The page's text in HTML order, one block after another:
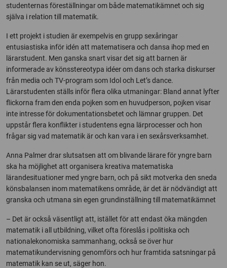
studenternas föreställningar om både matematikämnet och sig
själva i relation till matematik.
I ett projekt i studien är exempelvis en grupp sexåringar
entusiastiska inför idén att matematisera och dansa ihop med en
lärarstudent. Men ganska snart visar det sig att barnen är
informerade av könsstereotypa idéer om dans och starka diskurser
från media och TV-program som Idol och Let’s dance.
Lärarstudenten ställs inför flera olika utmaningar: Bland annat lyfter
flickorna fram den enda pojken som en huvudperson, pojken visar
inte intresse för dokumentationsbetet och lämnar gruppen. Det
uppstår flera konflikter i studentens egna lärprocesser och hon
frågar sig vad matematik är och kan vara i en sexårsverksamhet.
Anna Palmer drar slutsatsen att om blivande lärare för yngre barn
ska ha möjlighet att organisera kreativa matematiska
lärandesituationer med yngre barn, och på sikt motverka den sneda
könsbalansen inom matematikens område, är det är nödvändigt att
granska och utmana sin egen grundinställning till matematikämnet
– Det är också väsentligt att, istället för att endast öka mängden
matematik i all utbildning, vilket ofta föreslås i politiska och
nationalekonomiska sammanhang, också se över hur
matematikundervisning genomförs och hur framtida satsningar på
matematik kan se ut, säger hon.